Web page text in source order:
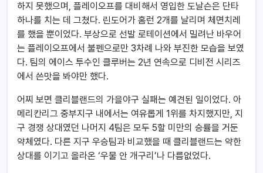
하지 못했으며, 플레이오프를 대비해서 영입한 도날슨은 단타
하나를 치는 데 그쳤다. 린도어가 홈런 2개를 날리며 체면치레
를 했을 뿐이었다. 부상으로 선발 로테이션에서 밀려난 바우어
는 플레이오프에서 불펜으로만 3차례 나와 부진한 모습을 보였
다. 팀의 에이스 투수인 클루버는 2년 연속으로 디비전 시리즈
에서 쓴맛을 봐야만 했다.
어찌 보면 클리블랜드의 가을야구 실패는 예견된 일이었다. 아
메리칸리그 중부지구 내에서는 여유롭게 1위를 차지했지만, 지
구 경쟁 상대였던 나머지 4팀은 모두 5할 미만의 승률을 거둔
약체였다. 다른 지구 우승팀과 비교했을 때 클리블랜드는 약한
상대를 이기고 올라온 ‘우물 안 개구리’나 다름없었다.